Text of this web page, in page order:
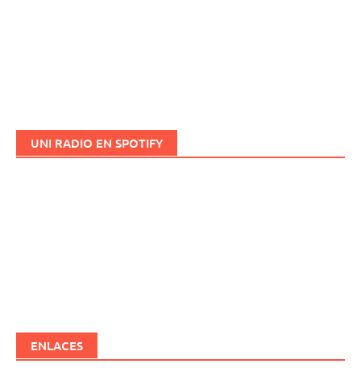
UNI RADIO EN SPOTIFY
ENLACES